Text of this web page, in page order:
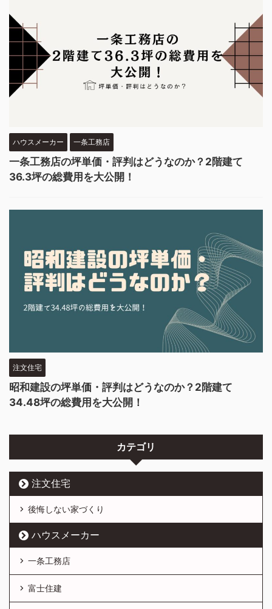
ハウスメーカー 一条工務店
一条工務店の坪単価・評判はどうなのか？2階建て
36.3坪の総費用を大公開！
注文住宅
昭和建設の坪単価・評判はどうなのか？2階建て
34.48坪の総費用を大公開！
カテゴリ
注文住宅
後悔しない家づくり
ハウスメーカー
一条工務店
富士住建